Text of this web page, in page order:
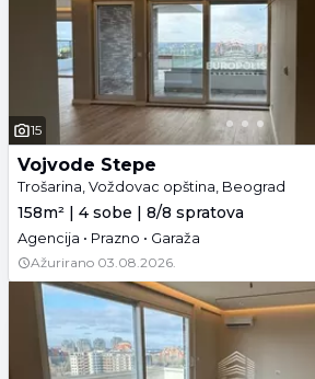
15
Vojvode Stepe
Trošarina, Voždovac opština, Beograd
158m² | 4 sobe | 8/8 spratova
Agencija • Prazno • Garaža
Ažurirano 03.08.2026.